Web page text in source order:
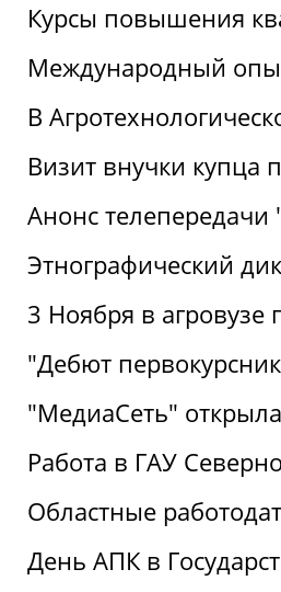
Курсы повышения
Международный
В
Визит внучки купца
Анонс телепередачи
Этнографический
3 Ноября в
"Дебют
"МедиаСеть"
Работа в ГАУ
Областные
День АПК в